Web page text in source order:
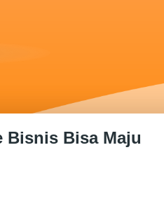
Bisnis Bisa Maju